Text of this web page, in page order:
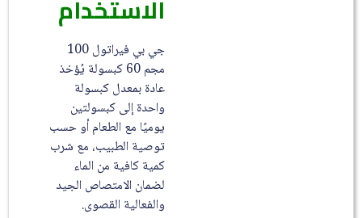
الاستخدام
جي بي فيراتول 100
مجم 60 كبسولة يُؤخذ
عادة بمعدل كبسولة
واحدة إلى كبسولتين
يوميًا مع الطعام أو حسب
توصية الطبيب، مع شرب
كمية كافية من الماء
لضمان الامتصاص الجيد
والفعالية القصوى.